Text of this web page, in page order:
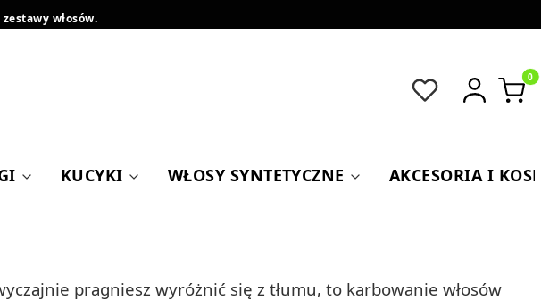
włosów.
KUCYKI WŁOSY SYNTETYCZNE AKCESORIA I
pragniesz wyróżnić się z tłumu, to karbowanie włosów